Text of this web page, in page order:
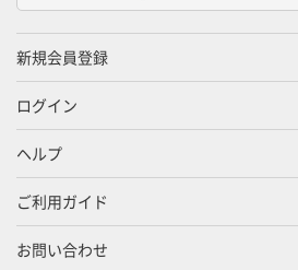
新規会員登録
ログイン
ヘルプ
ご利用ガイド
お問い合わせ